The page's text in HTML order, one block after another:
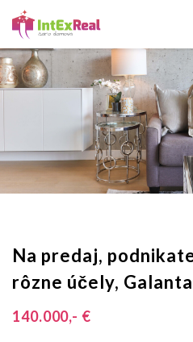
Na predaj,
rôzne účely, Galanta
140.000,- €